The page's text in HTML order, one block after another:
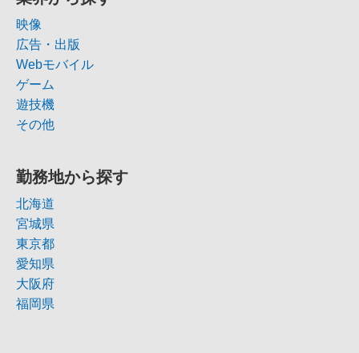
映像
広告・出版
Webモバイル
ゲーム
遊技機
その他
勤務地から探す
北海道
宮城県
東京都
愛知県
大阪府
福岡県